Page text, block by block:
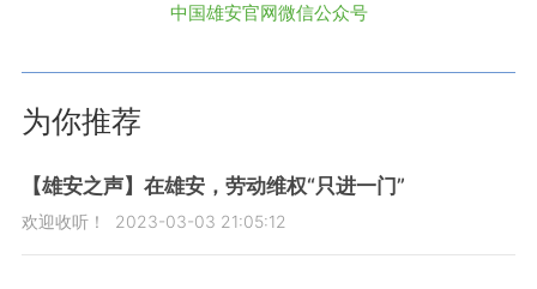
中国雄安官网微信公众号
为你推荐
【雄安之声】在雄安，劳动维权“只进一门”
欢迎收听！ 2023-03-03 21:05:12